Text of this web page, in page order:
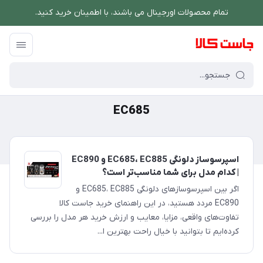
تمام محصولات اورجینال می باشند، با اطمینان خرید کنید.
فروشگاه اینترنتی جاست کالا
EC685
اسپرسوساز دلونگی EC685، EC885 و EC890
| کدام مدل برای شما مناسب‌تر است؟
اگر بین اسپرسوسازهای دلونگی EC685، EC885 و
EC890 مردد هستید، در این راهنمای خرید جاست کالا
تفاوت‌های واقعی، مزایا، معایب و ارزش خرید هر مدل را بررسی
کرده‌ایم تا بتوانید با خیال راحت بهترین ا...